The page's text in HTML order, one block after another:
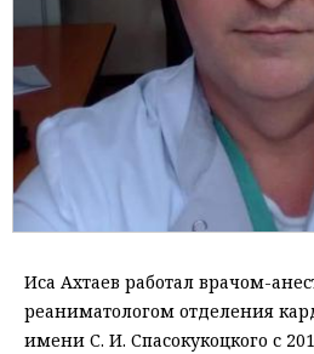
Иса Ахтаев работал врачом-
реаниматологом отделения
имени С. И. Спасокукоцкого с